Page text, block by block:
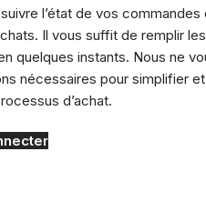
l’état de vos commandes
Il vous suffit de remplir les
quelques instants. Nous ne
nécessaires pour simplifier et
d’achat.